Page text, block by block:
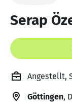
Serap
Angestellt,
Göttingen,